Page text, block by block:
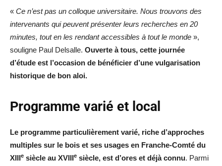
« Ce n’est pas un colloque universitaire. Nous trouvons des
intervenants qui peuvent présenter leurs recherches en 20
minutes, tout en les rendant accessibles à tout le monde »,
souligne Paul Delsalle. Ouverte à tous, cette journée
d’étude est l’occasion de bénéficier d’une vulgarisation
historique de bon aloi.
Programme varié et local
Le programme particulièrement varié, riche d’approches
multiples sur le bois et ses usages en Franche-Comté du
XIIIe siècle au XVIIIe siècle, est d’ores et déjà connu. Parmi